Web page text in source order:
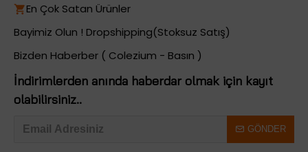
En Çok Satan Ürünler
Bayimiz Olun ! Dropshipping(Stoksuz Satış)
Bizden Haberber ( Colezium - Basın )
İndirimlerden anında haberdar olmak için kayıt
olabilirsiniz..
GÖNDER